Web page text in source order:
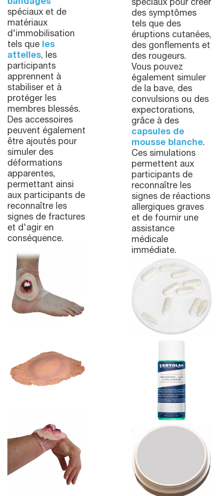
bandages
spéciaux et de
matériaux
d'immobilisation
tels que les
attelles, les
participants
apprennent à
stabiliser et à
protéger les
membres blessés.
Des accessoires
peuvent également
être ajoutés pour
simuler des
déformations
apparentes,
permettant ainsi
aux participants de
reconnaître les
signes de fractures
et d'agir en
conséquence.
spéciaux pour créer
des symptômes
tels que des
éruptions cutanées,
des gonflements et
des rougeurs.
Vous pouvez
également simuler
de la bave, des
convulsions ou des
expectorations,
grâce à des
capsules de
mousse blanche.
Ces simulations
permettent aux
participants de
reconnaître les
signes de réactions
allergiques graves
et de fournir une
assistance
médicale
immédiate.